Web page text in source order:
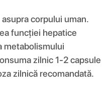
corpului uman.
funcției hepatice
metabolismului
zilnic 1-2 capsule
zilnică recomandată.